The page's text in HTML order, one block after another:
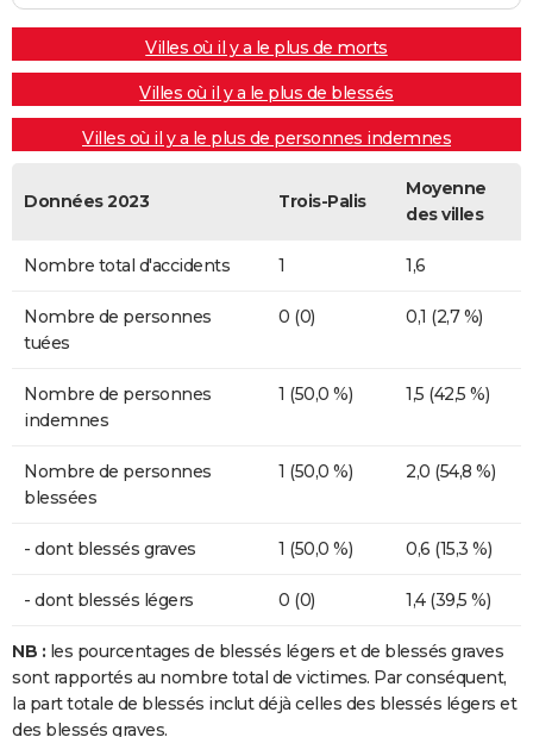
Villes où il y a le plus de morts
Villes où il y a le plus de blessés
Villes où il y a le plus de personnes indemnes
Données 2023 Trois-Palis
Moyenne
des villes
Nombre total d'accidents 1 1,6
Nombre de personnes
tuées
0 (0) 0,1 (2,7 %)
Nombre de personnes
indemnes
1 (50,0 %) 1,5 (42,5 %)
Nombre de personnes
blessées
1 (50,0 %) 2,0 (54,8 %)
- dont blessés graves 1 (50,0 %) 0,6 (15,3 %)
- dont blessés légers 0 (0) 1,4 (39,5 %)
NB : les pourcentages de blessés légers et de blessés graves
sont rapportés au nombre total de victimes. Par conséquent,
la part totale de blessés inclut déjà celles des blessés légers et
des blessés graves.